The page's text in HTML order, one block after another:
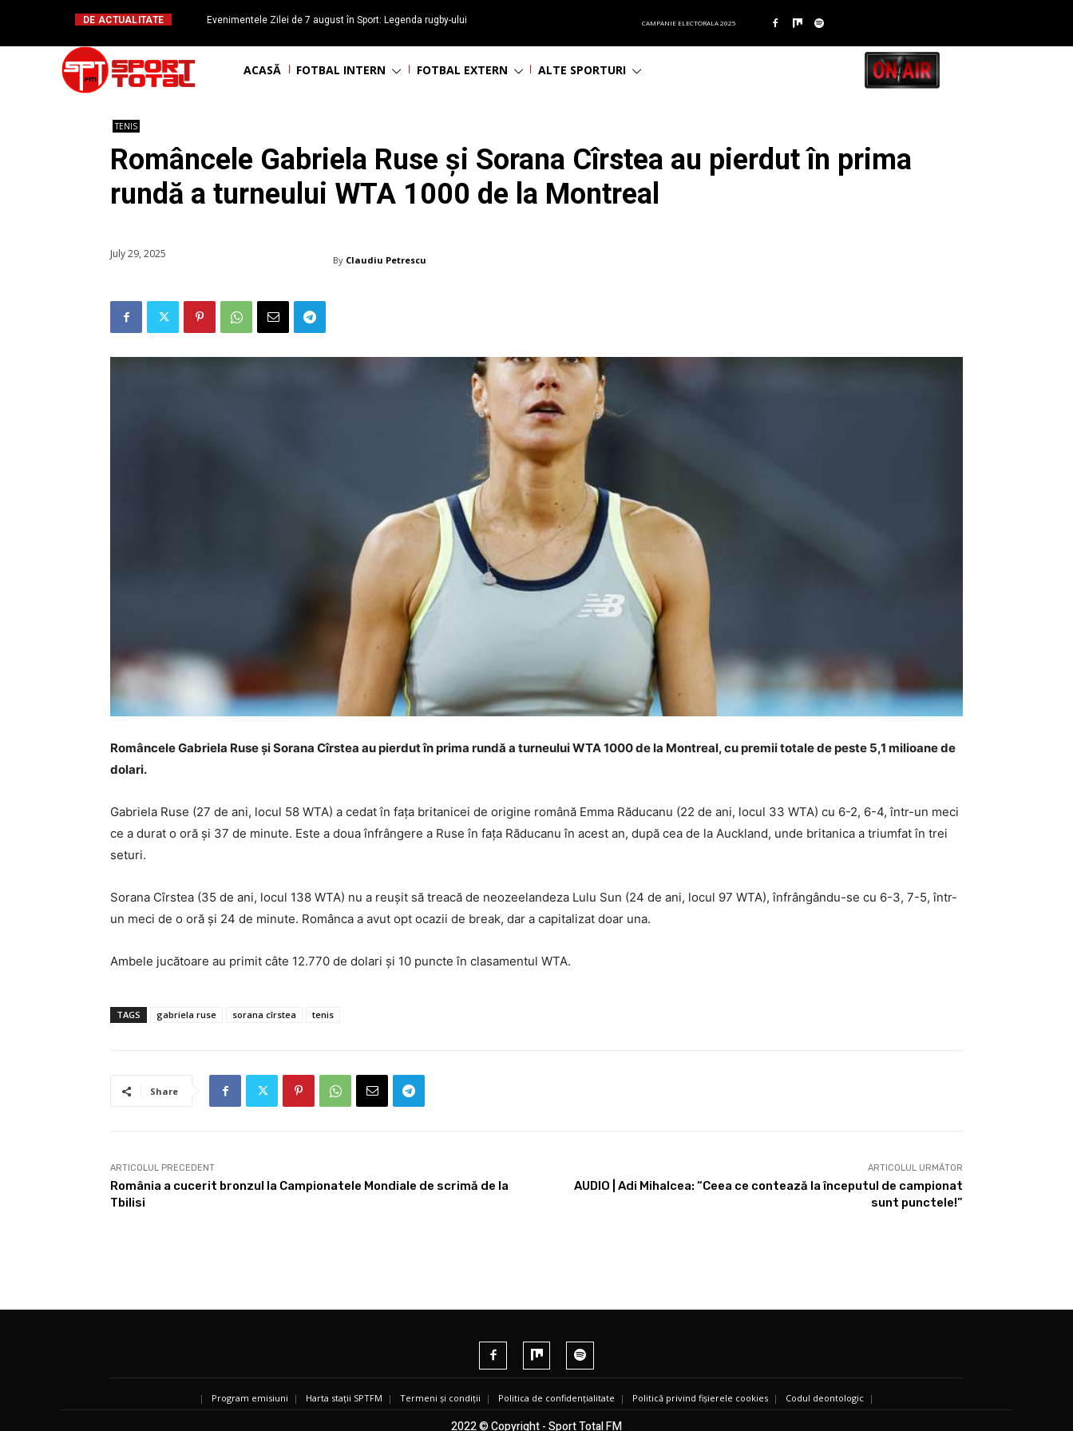
DE ACTUALITATE
Evenimentele Zilei de 7 august în Sport: Legenda rugby-ului
CAMPANIE ELECTORALA 2025
ACASĂ FOTBAL INTERN FOTBAL EXTERN ALTE SPORTURI
TENIS
Româncele Gabriela Ruse și Sorana Cîrstea au pierdut în prima
rundă a turneului WTA 1000 de la Montreal
July 29, 2025 By Claudiu Petrescu
Româncele Gabriela Ruse și Sorana Cîrstea au pierdut în prima rundă a turneului WTA 1000 de la Montreal, cu premii totale de peste 5,1 milioane de
dolari.
Gabriela Ruse (27 de ani, locul 58 WTA) a cedat în fața britanicei de origine română Emma Răducanu (22 de ani, locul 33 WTA) cu 6-2, 6-4, într-un meci
ce a durat o oră și 37 de minute. Este a doua înfrângere a Ruse în fața Răducanu în acest an, după cea de la Auckland, unde britanica a triumfat în trei
seturi.
Sorana Cîrstea (35 de ani, locul 138 WTA) nu a reușit să treacă de neozeelandeza Lulu Sun (24 de ani, locul 97 WTA), înfrângându-se cu 6-3, 7-5, într-
un meci de o oră și 24 de minute. Românca a avut opt ocazii de break, dar a capitalizat doar una.
Ambele jucătoare au primit câte 12.770 de dolari și 10 puncte în clasamentul WTA.
TAGS gabriela ruse sorana cîrstea tenis
Share
ARTICOLUL PRECEDENT
România a cucerit bronzul la Campionatele Mondiale de scrimă de la
Tbilisi
ARTICOLUL URMĂTOR
AUDIO | Adi Mihalcea: “Ceea ce contează la începutul de campionat
sunt punctele!”
| Program emisiuni | Harta stații SPTFM | Termeni și condiții | Politica de confidențialitate | Politică privind fișierele cookies | Codul deontologic |
2022 © Copyright - Sport Total FM